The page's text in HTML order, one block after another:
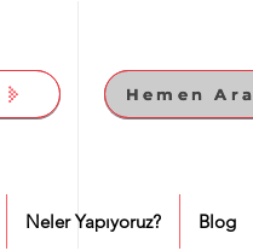
Hemen Ara
Hemen Ara
Neler Yapıyoruz? Blog